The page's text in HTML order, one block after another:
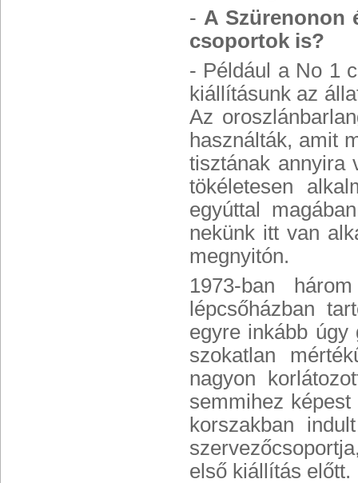
- A Szürenonon
csoportok is?
- Például a No 1
kiállításunk az
Az
használták, amit
tisztának annyira
tökéletesen
egyúttal
nekünk itt van
megnyitón.
1973-ban
lépcsőházban
egyre inkább úgy
szokatlan
nagyon
semmihez
korszakban
első kiállítás előtt.